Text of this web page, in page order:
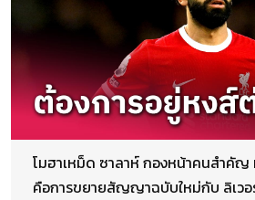
โมฮาเหม็ด ซาลาห์ กองหน้าคนสำคั
คือการขยายสัญญาฉบับใหม่กับ ลิเวอ